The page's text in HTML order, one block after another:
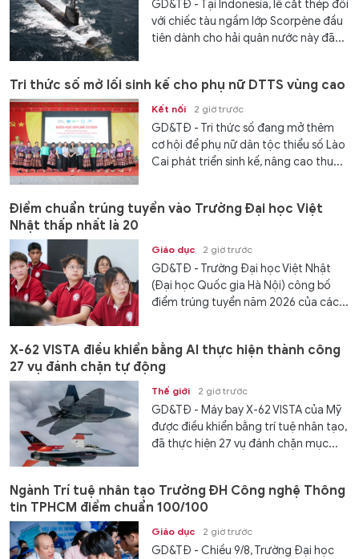
GD&TĐ - Tại Indonesia, lễ cắt thép đối
với chiếc tàu ngầm lớp Scorpène đầu
tiên dành cho hải quân nước này đã...
Tri thức số mở lối sinh kế cho phụ nữ DTTS vùng cao
Kết nối 2 giờ trước
GD&TĐ - Tri thức số đang mở thêm
cơ hội để phụ nữ dân tộc thiểu số Lào
Cai phát triển sinh kế, nâng cao thu...
Điểm chuẩn trúng tuyển vào Trường Đại học Việt
Nhật thấp nhất là 20
Giáo dục 2 giờ trước
GD&TĐ - Trường Đại học Việt Nhật
(Đại học Quốc gia Hà Nội) công bố
điểm trúng tuyển năm 2026 của các...
X-62 VISTA điều khiển bằng AI thực hiện thành công
27 vụ đánh chặn tự động
Thế giới 2 giờ trước
GD&TĐ - Máy bay X-62 VISTA của Mỹ
được điều khiển bằng trí tuệ nhân tạo,
đã thực hiện 27 vụ đánh chặn mục...
Ngành Trí tuệ nhân tạo Trường ĐH Công nghệ Thông
tin TPHCM điểm chuẩn 100/100
Giáo dục 2 giờ trước
GD&TĐ - Chiều 9/8, Trường Đại học